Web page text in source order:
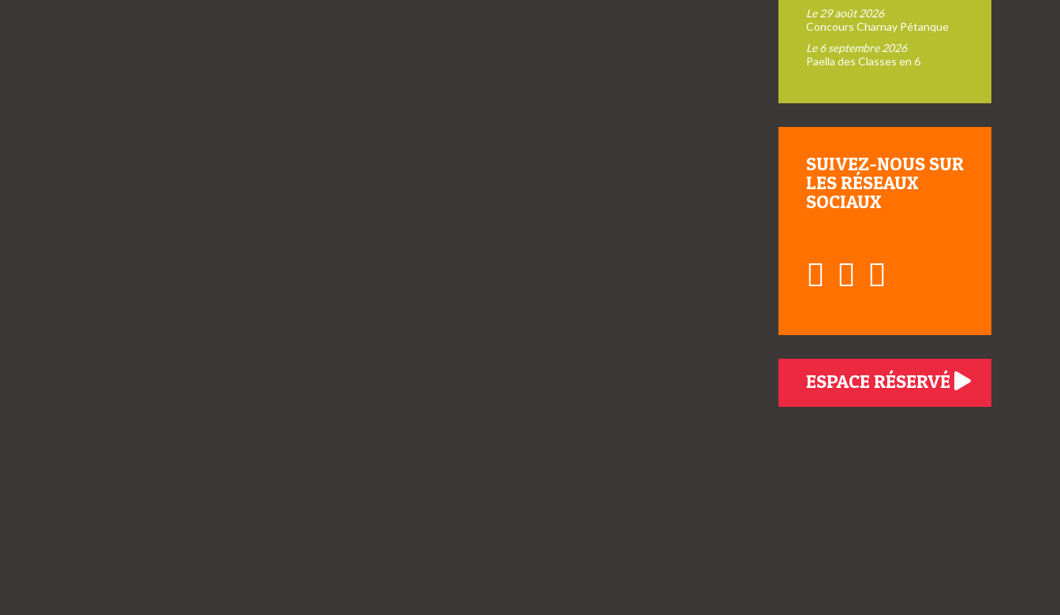
Le 29 août 2026
Concours Charnay Pétanque
Le 6 septembre 2026
Paella des Classes en 6
SUIVEZ-NOUS SUR
LES RÉSEAUX
SOCIAUX
ESPACE RÉSERVÉ